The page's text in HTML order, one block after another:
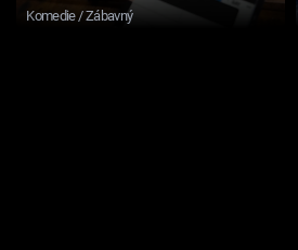
Komedie / Zábavný